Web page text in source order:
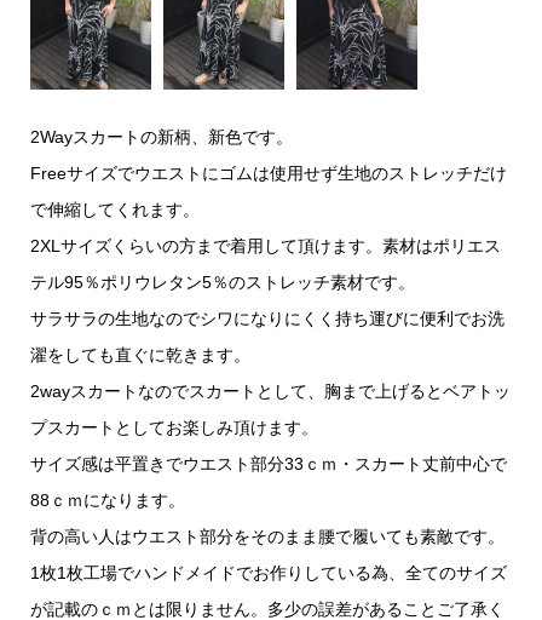
2Wayスカートの新柄、新色です。
Freeサイズでウエストにゴムは使用せず生地のストレッチだけ
で伸縮してくれます。
2XLサイズくらいの方まで着用して頂けます。素材はポリエス
テル95％ポリウレタン5％のストレッチ素材です。
サラサラの生地なのでシワになりにくく持ち運びに便利でお洗
濯をしても直ぐに乾きます。
2wayスカートなのでスカートとして、胸まで上げるとベアトッ
プスカートとしてお楽しみ頂けます。
サイズ感は平置きでウエスト部分33ｃｍ・スカート丈前中心で
88ｃｍになります。
背の高い人はウエスト部分をそのまま腰で履いても素敵です。
1枚1枚工場でハンドメイドでお作りしている為、全てのサイズ
が記載のｃｍとは限りません。多少の誤差があることご了承く